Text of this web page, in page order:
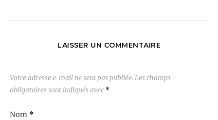
LAISSER UN COMMENTAIRE
Votre adresse e-mail ne sera pas publiée. Les champs
obligatoires sont indiqués avec *
Nom *